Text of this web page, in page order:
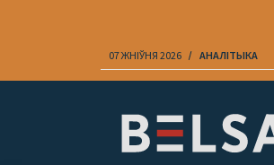
07 ЖНІЎНЯ 2026 АНАЛІТЫКА